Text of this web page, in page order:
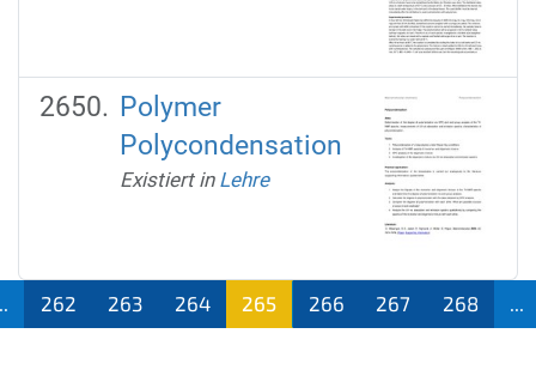
Polymer
Polycondensation
Existiert in Lehre
262 263 264
265
266 267 268 ...